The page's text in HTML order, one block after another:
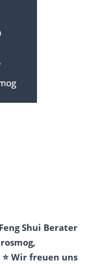
Shui Berater
Wir freuen uns